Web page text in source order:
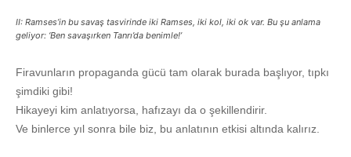
II: Ramses’in bu savaş tasvirinde iki Ramses, iki kol, iki ok var. Bu şu anlama
geliyor: ‘Ben savaşırken Tanrı’da benimle!’
Firavunların propaganda gücü tam olarak burada başlıyor, tıpkı
şimdiki gibi!
Hikayeyi kim anlatıyorsa, hafızayı da o şekillendirir.
Ve binlerce yıl sonra bile biz, bu anlatının etkisi altında kalırız.